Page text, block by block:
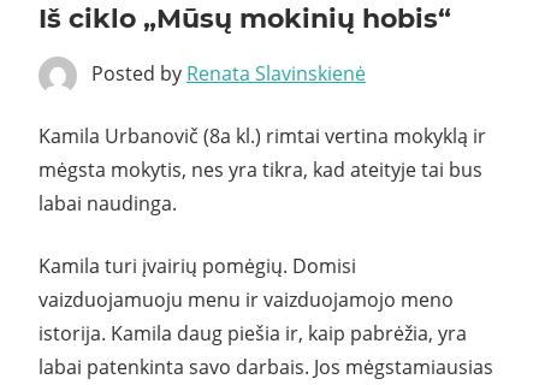
Iš ciklo „Mūsų mokinių hobis“
Posted by Renata Slavinskienė
Kamila Urbanovič (8a kl.) rimtai vertina mokyklą ir
mėgsta mokytis, nes yra tikra, kad ateityje tai bus
labai naudinga.
Kamila turi įvairių pomėgių. Domisi
vaizduojamuoju menu ir vaizduojamojo meno
istorija. Kamila daug piešia ir, kaip pabrėžia, yra
labai patenkinta savo darbais. Jos mėgstamiausias